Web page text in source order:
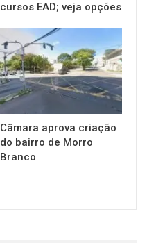
cursos EAD; veja opções
Câmara aprova criação
do bairro de Morro
Branco